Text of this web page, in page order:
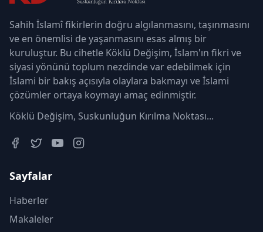
Sahih İslamî fikirlerin doğru algılanmasını, taşınmasını
ve en önemlisi de yaşanmasını esas almış bir
kuruluştur. Bu cihetle Köklü Değişim, İslam'ın fikri ve
siyasi yönünü toplum nezdinde var edebilmek için
İslami bir bakış açısıyla olaylara bakmayı ve İslami
çözümler ortaya koymayı amaç edinmiştir.
Köklü Değişim, Suskunluğun Kırılma Noktası...
Sayfalar
Haberler
Makaleler